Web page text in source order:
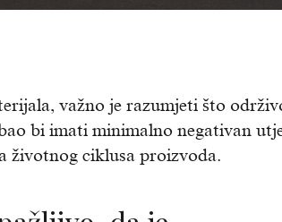
važno je razumjeti što
bi imati minimalno negativan
životnog ciklusa proizvoda.